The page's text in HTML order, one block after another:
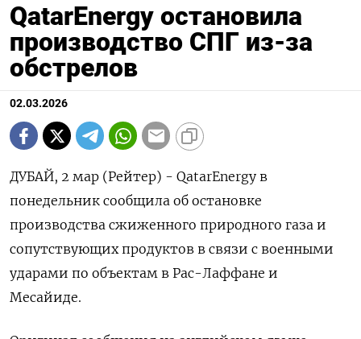
QatarEnergy остановила
производство СПГ из-за
обстрелов
02.03.2026
ДУБАЙ, 2 мар (Рейтер) - ‌QatarEnergy ​в ​
понедельник сообщила ​об остановке
⁠производства ‌сжиженного ‌природного ​газа ‌и
сопутствующих ​продуктов в ‌связи с военными ​
ударами ​по ‌объектам ​в Рас-Лаффане и
Месайиде.